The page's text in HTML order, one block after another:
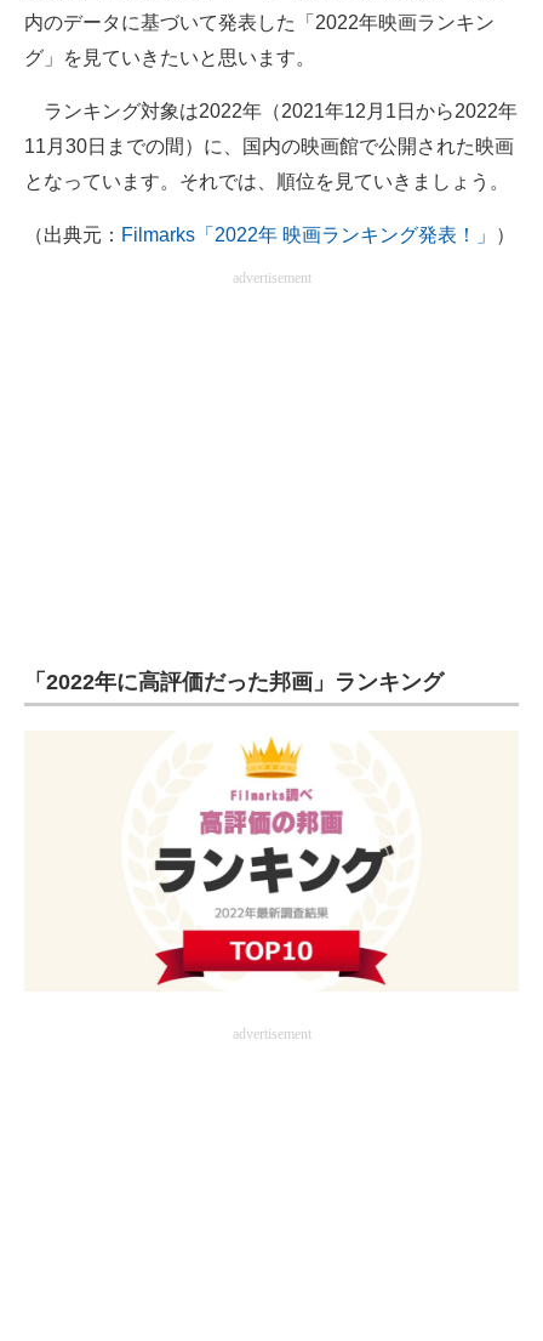
スマホと通信の最新トレンド
ビジネスと働き方のヒント
AI活用のいまが分かる
エレクトロニクス専門サイト
エネルギーの専門メディア
建設×テクノロジーの最前線
ちょっと気になるネットの話題
内のデータに基づいて発表した「2022年映画ランキン
グ」を見ていきたいと思います。
ランキング対象は2022年（2021年12月1日から2022年
11月30日までの間）に、国内の映画館で公開された映画
となっています。それでは、順位を見ていきましょう。
（出典元： Filmarks「2022年 映画ランキング発表！」 ）
advertisement
「2022年に高評価だった邦画」ランキング
advertisement